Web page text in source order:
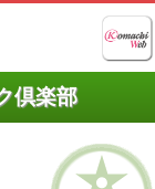
倶楽部